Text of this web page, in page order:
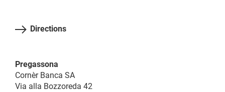
Directions
Pregassona
Cornèr Banca SA
Via alla Bozzoreda 42